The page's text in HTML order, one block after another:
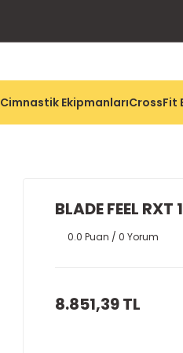
Cimnastik EkipmanlarıCrossFit
BLADE FEEL
0.0 Puan / 0 Yorum
8.851,39 TL